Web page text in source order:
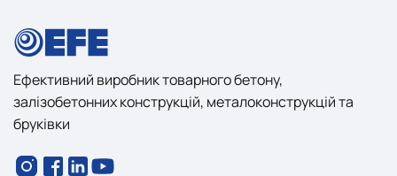
Ефективний виробник товарного бетону,
залізобетонних конструкцій, металоконструкцій та
бруківки